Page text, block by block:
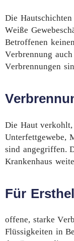
Die
Weiße
Betroffenen
Verbrennung
Verbrennungen
Die Haut
Unterfettgewebe,
sind angegriffen.
Krankenhaus
Für
offene, starke
Flüssigkeiten in